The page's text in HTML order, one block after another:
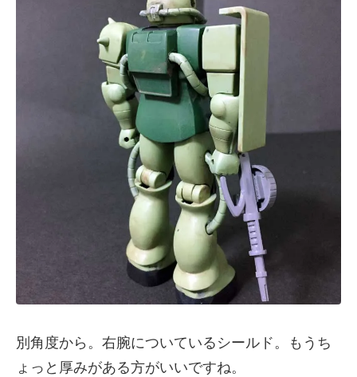
別角度から。右腕についているシールド。もうち
ょっと厚みがある方がいいですね。